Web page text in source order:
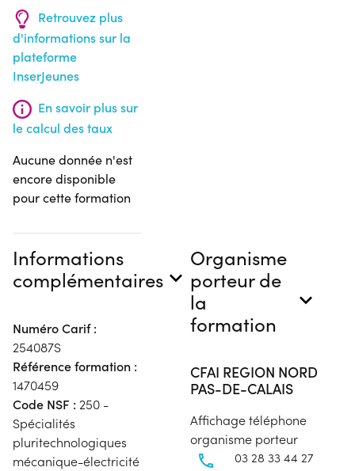
Retrouvez plus
d'informations sur la
plateforme
InserJeunes
En savoir plus sur
le calcul des taux
Aucune donnée n'est
encore disponible
pour cette formation
Informations
complémentaires
Numéro Carif :
254087S
Référence formation :
1470459
Code NSF : 250 -
Spécialités
pluritechnologiques
mécanique-électricité
Organisme
porteur de
la
formation
CFAI REGION NORD
PAS-DE-CALAIS
Affichage téléphone
organisme porteur
03 28 33 44 27